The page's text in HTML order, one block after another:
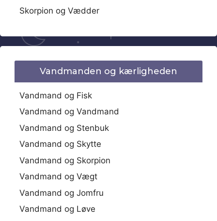
Skorpion og Vædder
Vandmanden og kærligheden
Vandmand og Fisk
Vandmand og Vandmand
Vandmand og Stenbuk
Vandmand og Skytte
Vandmand og Skorpion
Vandmand og Vægt
Vandmand og Jomfru
Vandmand og Løve